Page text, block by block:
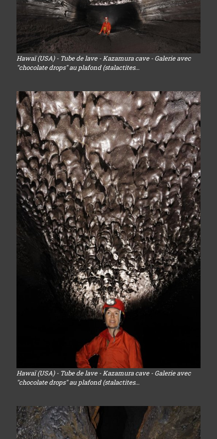
Hawaï (USA) - Tube de lave - Kazamura cave - Galerie avec
"chocolate drops" au plafond (stalactites...
Hawaï (USA) - Tube de lave - Kazamura cave - Galerie avec
"chocolate drops" au plafond (stalactites...